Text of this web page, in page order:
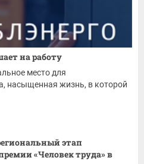
на работу
место для
насыщенная жизнь, в которой
этап
«Человек труда» в